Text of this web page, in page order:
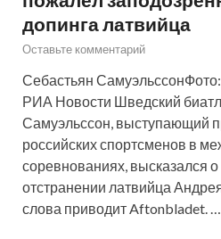
допинга латвийца
Оставьте комментарий
Себастьян
РИА Новости Шведский
Самуэльссон, выступающий
российских спортсменов в
соревнованиях, высказался
отстранении латвийца
слова приводит Aftonbladet. …